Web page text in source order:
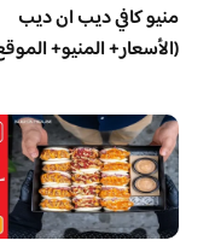
منيو كافي ديب ان ديب
(الأسعار+ المنيو+